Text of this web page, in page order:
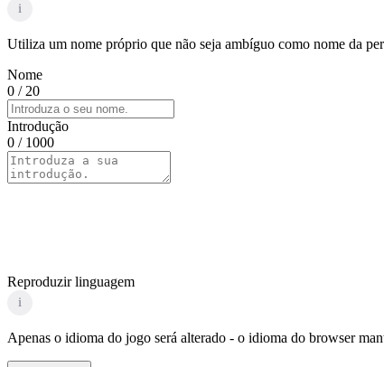
i
Utiliza um nome próprio que não seja ambíguo como nome da
Nome
0 / 20
Introdução
0 / 1000
Reproduzir linguagem
i
Apenas o idioma do jogo será alterado - o idioma do browser